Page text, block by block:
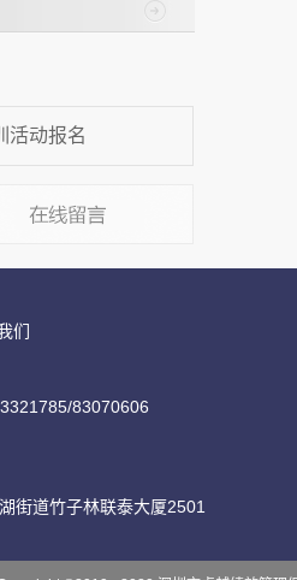
活动报名
们
83070606
街道竹子林联泰大厦2501